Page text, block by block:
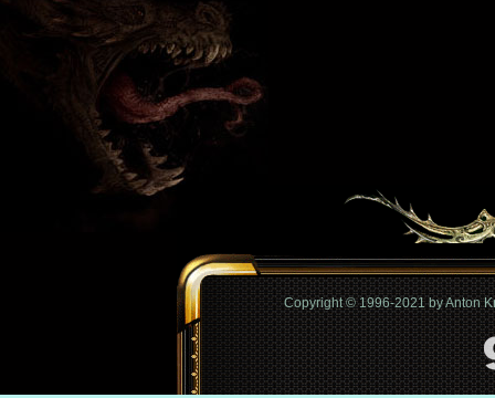
Copyright © 1996-2021 by Anton